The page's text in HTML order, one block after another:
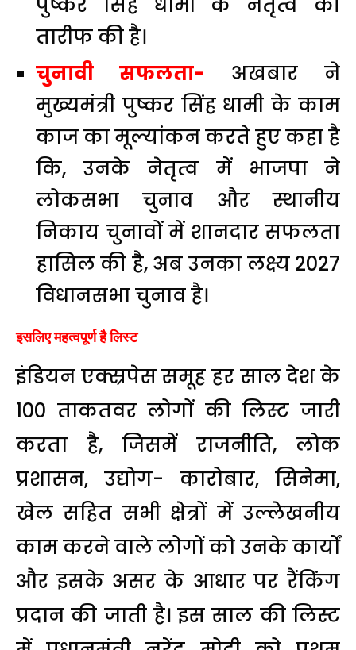
पुष्कर सिंह धामी के नेतृत्व की
तारीफ की है।
चुनावी सफलता- अखबार ने
मुख्यमंत्री पुष्कर सिंह धामी के काम
काज का मूल्यांकन करते हुए कहा है
कि, उनके नेतृत्व में भाजपा ने
लोकसभा चुनाव और स्थानीय
निकाय चुनावों में शानदार सफलता
हासिल की है, अब उनका लक्ष्य 2027
विधानसभा चुनाव है।
इसलिए महत्वपूर्ण है लिस्ट
इंडियन एक्स्रपेस समूह हर साल देश के
100 ताकतवर लोगों की लिस्ट जारी
करता है, जिसमें राजनीति, लोक
प्रशासन, उद्योग- कारोबार, सिनेमा,
खेल सहित सभी क्षेत्रों में उल्लेखनीय
काम करने वाले लोगों को उनके कार्यों
और इसके असर के आधार पर रैंकिंग
प्रदान की जाती है। इस साल की लिस्ट